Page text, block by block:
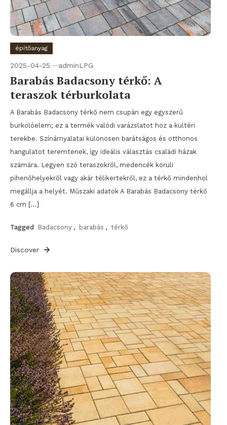
építőanyag
2025-04-25 adminLPG
Barabás Badacsony térkő: A
teraszok térburkolata
A Barabás Badacsony térkő nem csupán egy egyszerű
burkolóelem; ez a termék valódi varázslatot hoz a kültéri
terekbe. Színárnyalatai különösen barátságos és otthonos
hangulatot teremtenek, így ideális választás családi házak
számára. Legyen szó teraszokról, medencék körüli
pihenőhelyekről vagy akár télikertekről, ez a térkő mindenhol
megállja a helyét. Műszaki adatok A Barabás Badacsony térkő
6 cm […]
Tagged Badacsony , barabás , térkő
Discover